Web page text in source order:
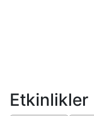
Etkinlikler